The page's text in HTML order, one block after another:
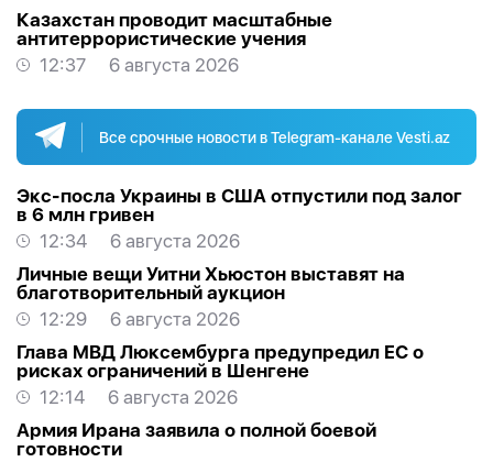
Казахстан проводит масштабные
антитеррористические учения
12:37
6 августа 2026
Все срочные новости в Telegram-канале Vesti.az
Экс-посла Украины в США отпустили под залог
в 6 млн гривен
12:34
6 августа 2026
Личные вещи Уитни Хьюстон выставят на
благотворительный аукцион
12:29
6 августа 2026
Глава МВД Люксембурга предупредил ЕС о
рисках ограничений в Шенгене
12:14
6 августа 2026
Армия Ирана заявила о полной боевой
готовности